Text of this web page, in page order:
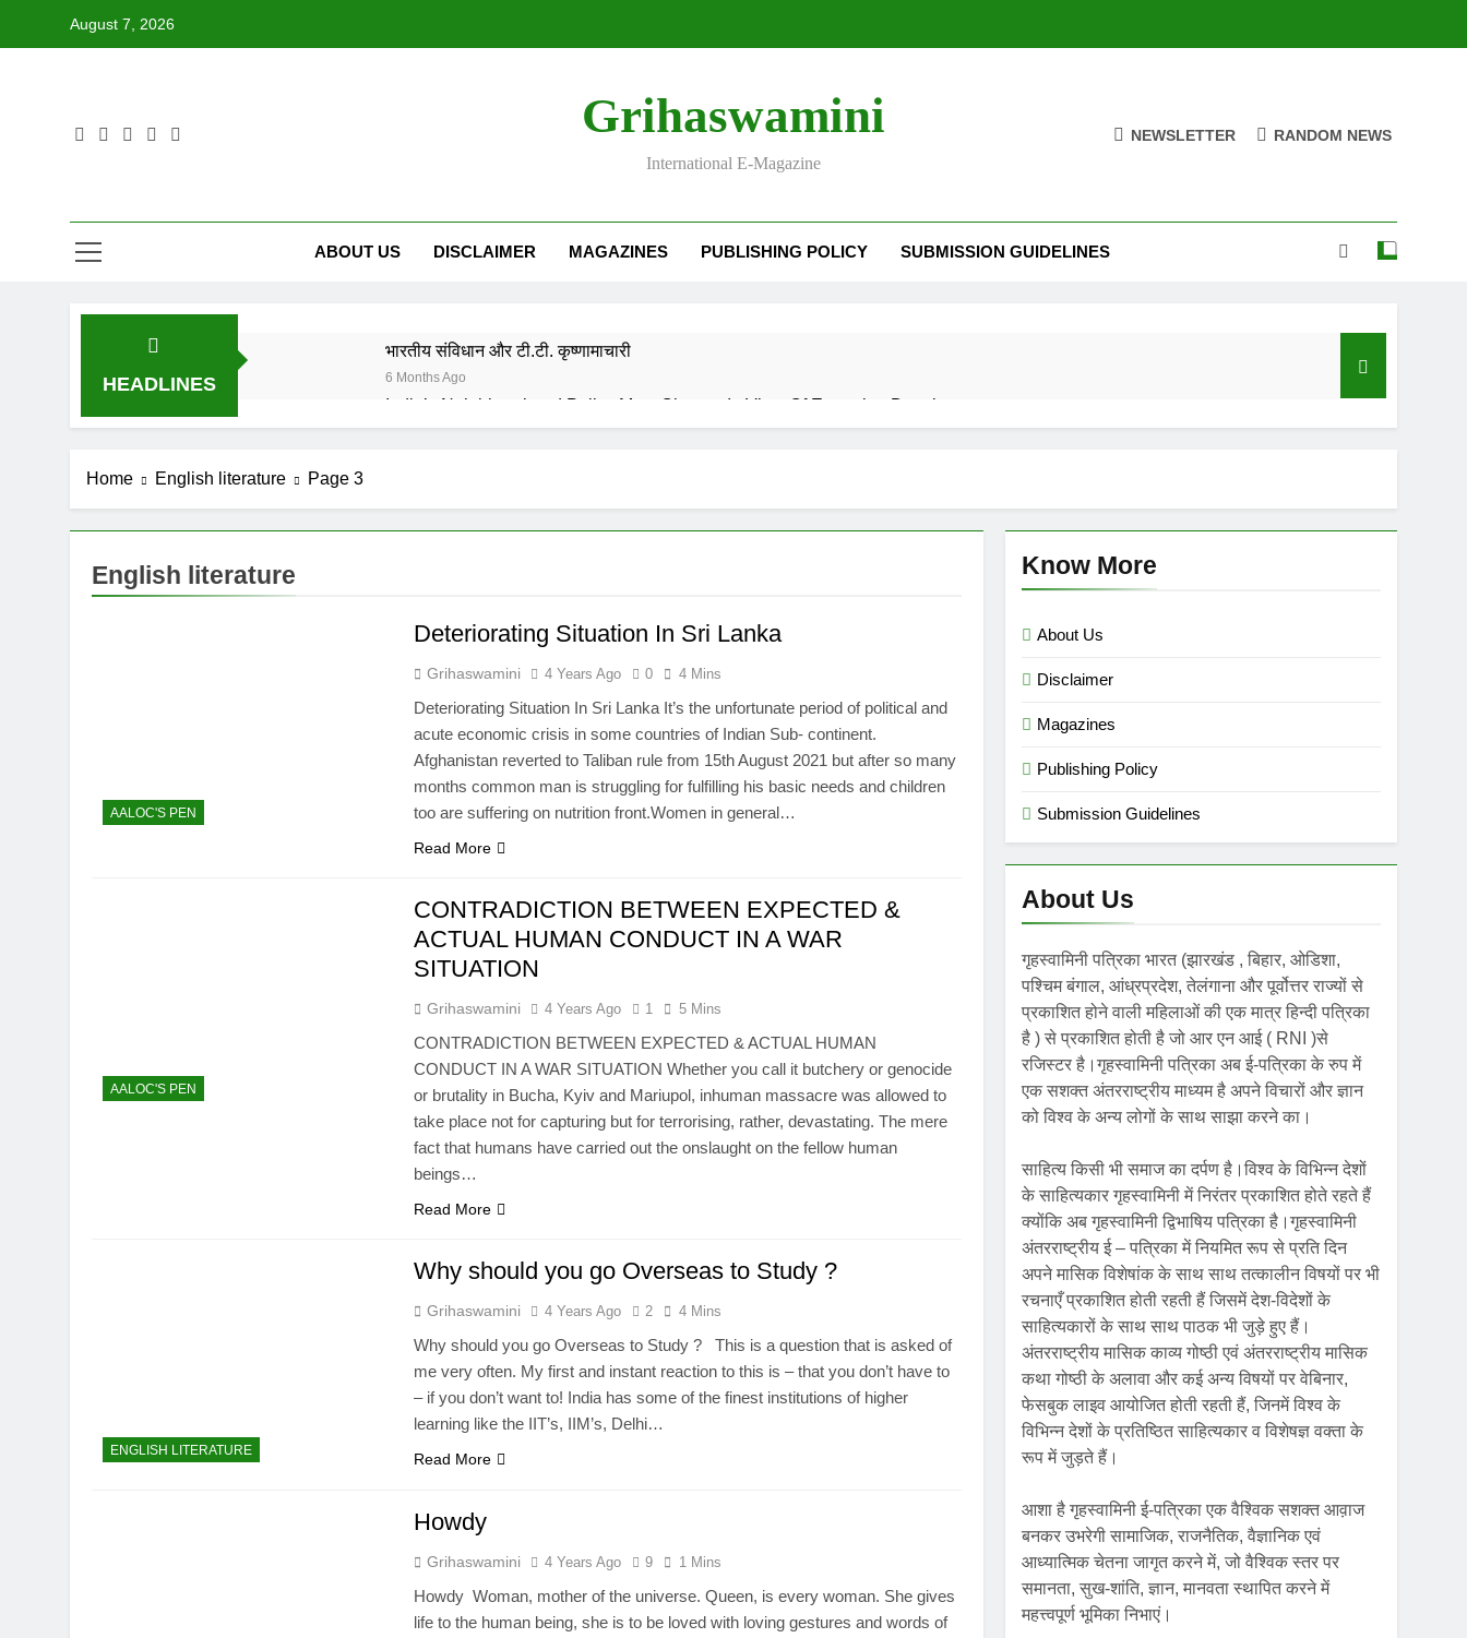
August 7, 2026
Grihaswamini
International E-Magazine
NEWSLETTER RANDOM NEWS
ABOUT US DISCLAIMER MAGAZINES PUBLISHING POLICY SUBMISSION GUIDELINES
HEADLINES
भारतीय संविधान और टी.टी. कृष्णामाचारी
6 Months Ago
6 Months Ago
UNFORTUNATE ADVENT OF SUICIDE BOMBING IN INDIA Grihaswamini गृहस्वामिनी- Sept-Nov 2025
Home English literature Page 3
English literature
AALOC'S PEN
Deteriorating Situation In Sri Lanka
Grihaswamini 4 Years Ago 0 4 Mins
Deteriorating Situation In Sri Lanka It’s the unfortunate period of political and
acute economic crisis in some countries of Indian Sub- continent.
Afghanistan reverted to Taliban rule from 15th August 2021 but after so many
months common man is struggling for fulfilling his basic needs and children
too are suffering on nutrition front.Women in general…
Read More
AALOC'S PEN
CONTRADICTION BETWEEN EXPECTED &
ACTUAL HUMAN CONDUCT IN A WAR
SITUATION
Grihaswamini 4 Years Ago 1 5 Mins
CONTRADICTION BETWEEN EXPECTED & ACTUAL HUMAN
CONDUCT IN A WAR SITUATION Whether you call it butchery or genocide
or brutality in Bucha, Kyiv and Mariupol, inhuman massacre was allowed to
take place not for capturing but for terrorising, rather, devastating. The mere
fact that humans have carried out the onslaught on the fellow human
beings…
Read More
ENGLISH LITERATURE
Why should you go Overseas to Study ?
Grihaswamini 4 Years Ago 2 4 Mins
Why should you go Overseas to Study ? This is a question that is asked of
me very often. My first and instant reaction to this is – that you don’t have to
– if you don’t want to! India has some of the finest institutions of higher
learning like the IIT’s, IIM’s, Delhi…
Read More
Howdy
Grihaswamini 4 Years Ago 9 1 Mins
Howdy Woman, mother of the universe. Queen, is every woman. She gives
life to the human being, she is to be loved with loving gestures and words of
Know More
About Us
Disclaimer
Magazines
Publishing Policy
Submission Guidelines
About Us
गृहस्वामिनी पत्रिका भारत (झारखंड , बिहार, ओडिशा,
पश्चिम बंगाल, आंध्रप्रदेश, तेलंगाना और पूर्वोत्तर राज्यों से
प्रकाशित होने वाली महिलाओं की एक मात्र हिन्दी पत्रिका
है ) से प्रकाशित होती है जो आर एन आई ( RNI )से
रजिस्टर है।गृहस्वामिनी पत्रिका अब ई-पत्रिका के रुप में
एक सशक्त अंतरराष्ट्रीय माध्यम है अपने विचारों और ज्ञान
को विश्व के अन्य लोगों के साथ साझा करने का।
साहित्य किसी भी समाज का दर्पण है।विश्व के विभिन्न देशों
के साहित्यकार गृहस्वामिनी में निरंतर प्रकाशित होते रहते हैं
क्योंकि अब गृहस्वामिनी द्विभाषिय पत्रिका है।गृहस्वामिनी
अंतरराष्ट्रीय ई – पत्रिका में नियमित रूप से प्रति दिन
अपने मासिक विशेषांक के साथ साथ तत्कालीन विषयों पर भी
रचनाएँ प्रकाशित होती रहती हैं जिसमें देश-विदेशों के
साहित्यकारों के साथ साथ पाठक भी जुड़े हुए हैं।
अंतरराष्ट्रीय मासिक काव्य गोष्ठी एवं अंतरराष्ट्रीय मासिक
कथा गोष्ठी के अलावा और कई अन्य विषयों पर वेबिनार,
फेसबुक लाइव आयोजित होती रहती हैं, जिनमें विश्व के
विभिन्न देशों के प्रतिष्ठित साहित्यकार व विशेषज्ञ वक्ता के
रूप में जुड़ते हैं।
आशा है गृहस्वामिनी ई-पत्रिका एक वैश्विक सशक्त आव़ाज
बनकर उभरेगी सामाजिक, राजनैतिक, वैज्ञानिक एवं
आध्यात्मिक चेतना जागृत करने में, जो वैश्विक स्तर पर
समानता, सुख-शांति, ज्ञान, मानवता स्थापित करने में
महत्त्वपूर्ण भूमिका निभाएं।